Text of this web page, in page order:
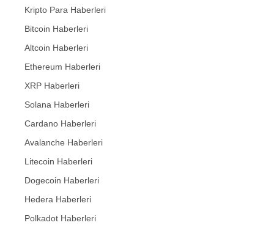
Kripto Para Haberleri
Bitcoin Haberleri
Altcoin Haberleri
Ethereum Haberleri
XRP Haberleri
Solana Haberleri
Cardano Haberleri
Avalanche Haberleri
Litecoin Haberleri
Dogecoin Haberleri
Hedera Haberleri
Polkadot Haberleri